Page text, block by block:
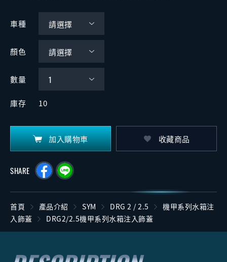
車種
顏色
數量
庫存 10
加入購物車 收藏商品
SHARE
首頁 產品介紹 SYM DRG 2 / 2.5
機甲系列水箱注
入飾蓋
DRG2/2.5機甲系列水箱注入飾蓋